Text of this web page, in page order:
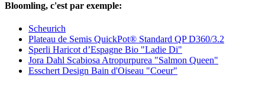
Bloomling, c'est par exemple:
Scheurich
Plateau de Semis QuickPot® Standard QP D360/3.2
Sperli Haricot d’Espagne Bio "Ladie Di"
Jora Dahl Scabiosa Atropurpurea "Salmon Queen"
Esschert Design Bain d'Oiseau "Coeur"